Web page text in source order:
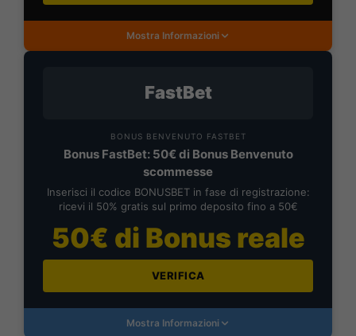
Mostra Informazioni
FastBet
BONUS BENVENUTO FASTBET
Bonus FastBet: 50€ di Bonus Benvenuto
scommesse
Inserisci il codice BONUSBET in fase di registrazione:
ricevi il 50% gratis sul primo deposito fino a 50€
50€ di Bonus reale
VERIFICA
Mostra Informazioni